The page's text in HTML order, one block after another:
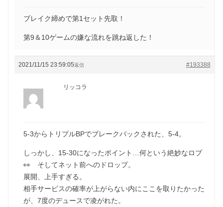
ブレイク締めで第1セット先取！
第9＆10ゲームの嫌な流れを跳ね返した！
2021/11/15 23:59:05 #193388
返信
リッコラ
5-3からトリプルBPでブレークバックされた、5-4。
しっかし、15-30になったポイント…何という絶妙なロブ
👀 そしてネット前へのドロップ。
展開、上手すぎる。
相手サービスの確率が上がらない内にここを取りたかった
が、7度のデュースで凌がれた。